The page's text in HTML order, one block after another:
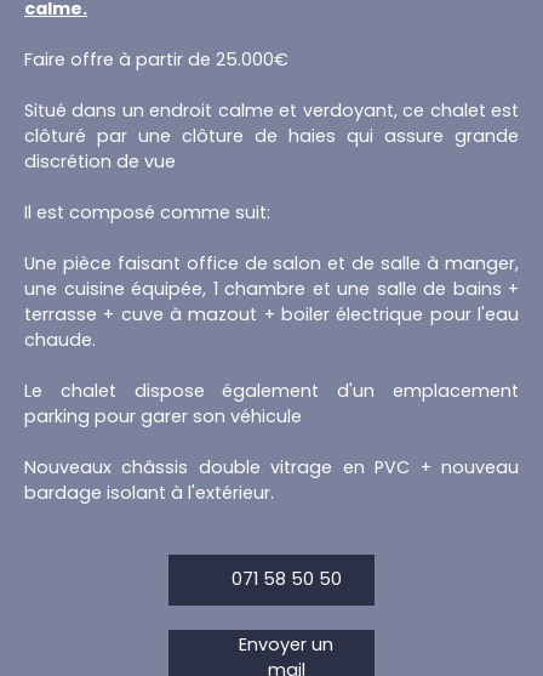
calme.
Faire offre à partir de 25.000€
Situé dans un endroit calme et verdoyant, ce chalet est
clôturé par une clôture de haies qui assure grande
discrétion de vue
Il est composé comme suit:
Une pièce faisant office de salon et de salle à manger,
une cuisine équipée, 1 chambre et une salle de bains +
terrasse + cuve à mazout + boiler électrique pour l'eau
chaude.
Le chalet dispose également d'un emplacement
parking pour garer son véhicule
Nouveaux châssis double vitrage en PVC + nouveau
bardage isolant à l'extérieur.
071 58 50 50
Envoyer un
mail